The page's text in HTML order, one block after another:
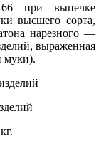
66 при выпечке
высшего сорта,
нарезного —
выраженная
муки).